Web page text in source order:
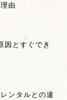
由
因とすぐでき
ンタルとの違